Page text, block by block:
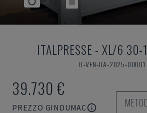
ITALPRESSE - XL/6 30-
IT-VEN-ITA-2025-00001
39.730 €
PREZZO GINDUMAC